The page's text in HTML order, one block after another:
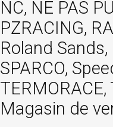
NC, NE PAS
PZRACING,
Roland Sands,
SPARCO,
TERMORACE,
Magasin de